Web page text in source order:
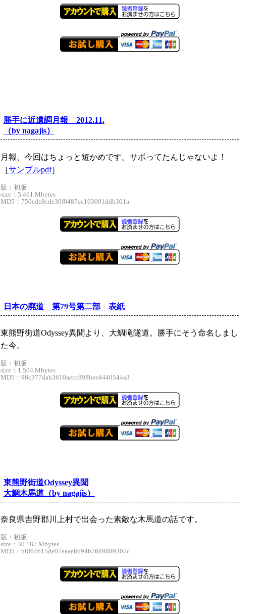
勝手に近遺調月報 2012.11.
（by nagajis）
月報。今回はちょっと短かめです。サボってたんじゃないよ！
［サンプルpdf］
版：初版
size：5.461 Mbytes
MD5：750cdc8cde30f0487cc103001ddb301a
日本の廃道 第79号第二部 表紙
東熊野街道Odyssey異聞より、大鯛滝隧道。勝手にそう命名しまし
た今。
版：初版
size：1.504 Mbytes
MD5：96c377dab3610aecc898bee4440544a3
東熊野街道Odyssey異聞
大鯛木馬道（by nagajis）
奈良県吉野郡川上村で出会った素敵な木馬道の話です。
版：初版
size：30.187 Mbytes
MD5：b8f64615de07eaae6b94b7689889307c